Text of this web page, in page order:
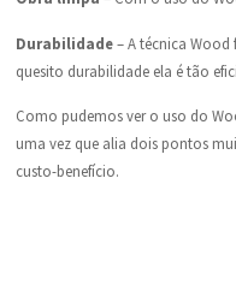
Durabilidade– A técnica
quesito durabilidade ela é tão
Como pudemos ver o uso do
uma vez que alia dois pontos
custo-benefício.